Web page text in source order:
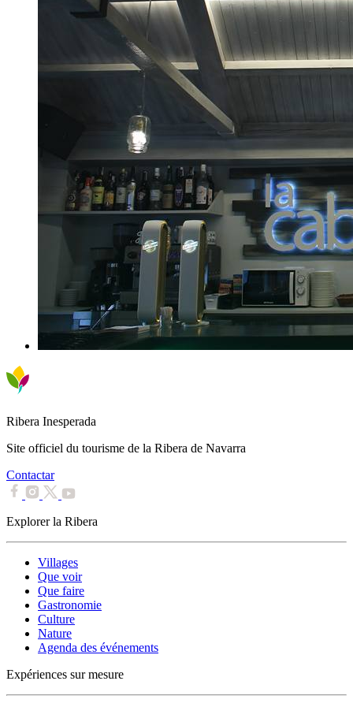
Ribera Inesperada
Site officiel du tourisme de la Ribera de Navarra
Contactar
Explorer la Ribera
Villages
Que voir
Que faire
Gastronomie
Culture
Nature
Agenda des événements
Expériences sur mesure